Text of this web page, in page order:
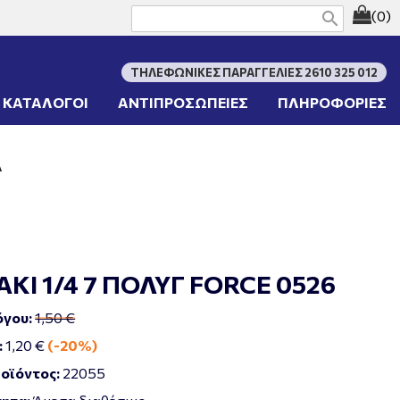
(0)
search
ΤΗΛΕΦΩΝΙΚΕΣ ΠΑΡΑΓΓΕΛΙΕΣ 2610 325 012
ΚΑΤΑΛΟΓΟΙ ΑΝΤΙΠΡΟΣΩΠΕΙΕΣ ΠΛΗΡΟΦΟΡΙΕΣ
1/4 7 ΠΟΛΥΓ FORCE 0526
1,50 €
1,20 € (-20%)
22055